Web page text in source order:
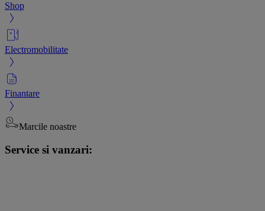
Shop
Electromobilitate
Finantare
Marcile noastre
Service si vanzari: